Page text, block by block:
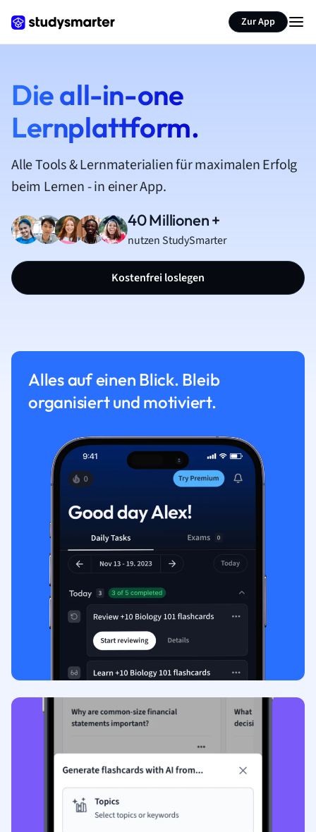
Zur App
Die all-in-one
Lernplattform.
Alle Tools & Lernmaterialien für maximalen Erfolg
beim Lernen - in einer App.
40 Millionen +
nutzen StudySmarter
Kostenfrei loslegen
Alles auf einen Blick. Bleib
organisiert und motiviert.